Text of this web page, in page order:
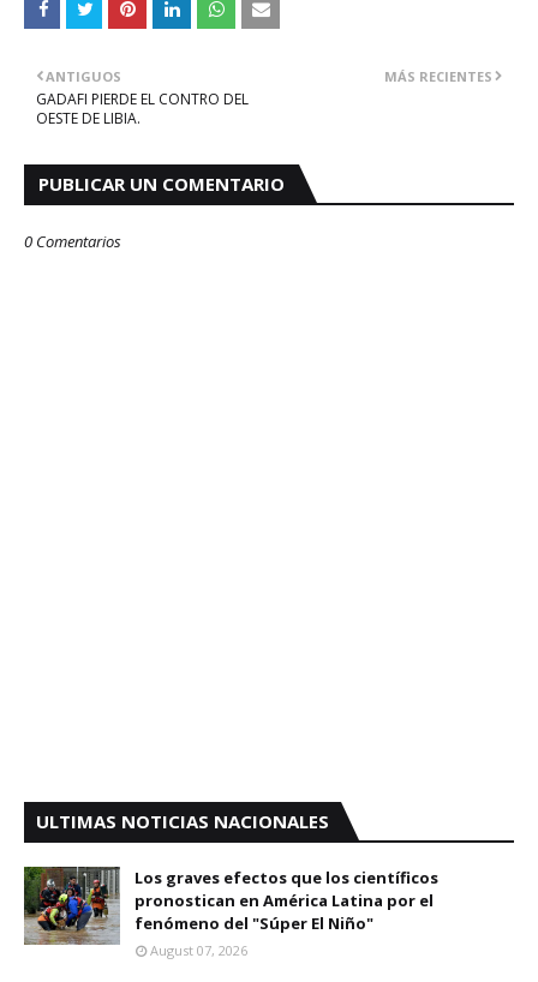
MÁS RECIENTES
ANTIGUOS
GADAFI PIERDE EL CONTRO DEL
OESTE DE LIBIA.
PUBLICAR UN COMENTARIO
0 Comentarios
ULTIMAS NOTICIAS NACIONALES
Los graves efectos que los científicos
pronostican en América Latina por el
fenómeno del "Súper El Niño"
August 07, 2026